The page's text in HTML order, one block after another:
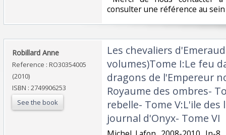
consulter une référence au
‎Robillard Anne‎
Reference : RO30354005
(2010)
ISBN : 2749906253
See the book
‎Les chevaliers
volumes)Tome I:Le feu
dragons de l'Empereur
Royaume des ombres-
rebelle- Tome V:L'ile des
journal d'Onyx- Tome VI‎